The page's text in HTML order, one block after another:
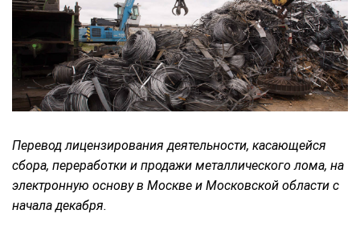
Перевод лицензирования деятельности, касающейся
сбора, переработки и продажи металлического лома, на
электронную основу в Москве и Московской области с
начала декабря.